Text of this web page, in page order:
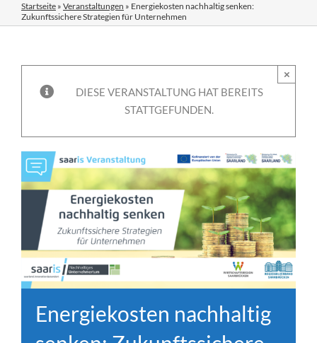
Startseite » Veranstaltungen » Energiekosten nachhaltig senken:
Zukunftssichere Strategien für Unternehmen
DIESE VERANSTALTUNG HAT BEREITS
STATTGEFUNDEN.
×
Energiekosten nachhaltig